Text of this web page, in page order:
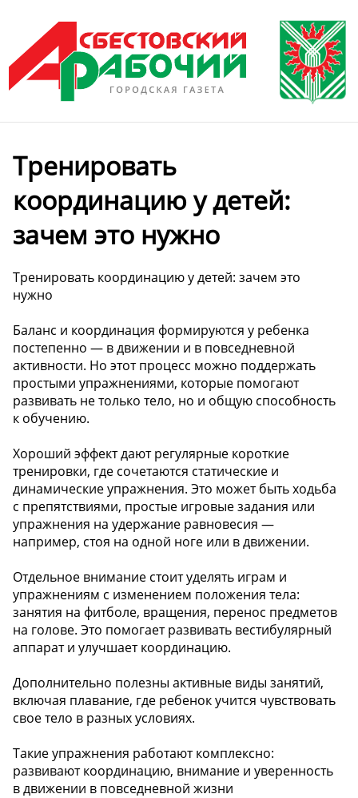
Тренировать
координацию у детей:
зачем это нужно
Тренировать координацию у детей: зачем это
нужно
Баланс и координация формируются у ребенка
постепенно — в движении и в повседневной
активности. Но этот процесс можно поддержать
простыми упражнениями, которые помогают
развивать не только тело, но и общую способность
к обучению.
Хороший эффект дают регулярные короткие
тренировки, где сочетаются статические и
динамические упражнения. Это может быть ходьба
с препятствиями, простые игровые задания или
упражнения на удержание равновесия —
например, стоя на одной ноге или в движении.
Отдельное внимание стоит уделять играм и
упражнениям с изменением положения тела:
занятия на фитболе, вращения, перенос предметов
на голове. Это помогает развивать вестибулярный
аппарат и улучшает координацию.
Дополнительно полезны активные виды занятий,
включая плавание, где ребенок учится чувствовать
свое тело в разных условиях.
Такие упражнения работают комплексно:
развивают координацию, внимание и уверенность
в движении в повседневной жизни